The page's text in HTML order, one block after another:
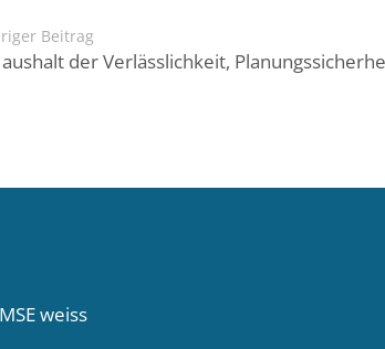
Beitrag
der Verlässlichkeit,